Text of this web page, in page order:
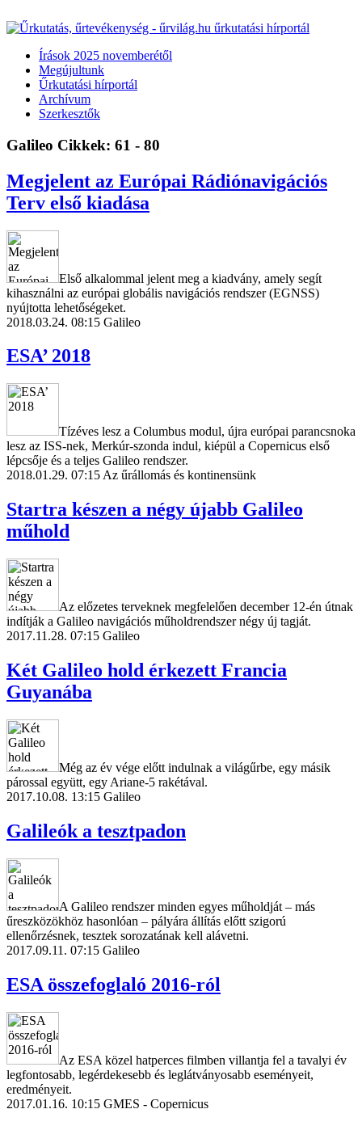
Írások 2025 novemberétől
Megújultunk
Űrkutatási hírportál
Archívum
Szerkesztők
Galileo Cikkek: 61 - 80
Megjelent az Európai Rádiónavigációs
Terv első kiadása
Első alkalommal jelent meg a kiadvány, amely segít
kihasználni az európai globális navigációs rendszer (EGNSS)
nyújtotta lehetőségeket.
2018.03.24. 08:15 Galileo
ESA’ 2018
Tízéves lesz a Columbus modul, újra európai parancsnoka
lesz az ISS-nek, Merkúr-szonda indul, kiépül a Copernicus első
lépcsője és a teljes Galileo rendszer.
2018.01.29. 07:15 Az űrállomás és kontinensünk
Startra készen a négy újabb Galileo
műhold
Az előzetes terveknek megfelelően december 12-én útnak
indítják a Galileo navigációs műholdrendszer négy új tagját.
2017.11.28. 07:15 Galileo
Két Galileo hold érkezett Francia
Guyanába
Még az év vége előtt indulnak a világűrbe, egy másik
párossal együtt, egy Ariane-5 rakétával.
2017.10.08. 13:15 Galileo
Galileók a tesztpadon
A Galileo rendszer minden egyes műholdját – más
űreszközökhöz hasonlóan – pályára állítás előtt szigorú
ellenőrzésnek, tesztek sorozatának kell alávetni.
2017.09.11. 07:15 Galileo
ESA összefoglaló 2016-ról
Az ESA közel hatperces filmben villantja fel a tavalyi év
legfontosabb, legérdekesebb és leglátványosabb eseményeit,
eredményeit.
2017.01.16. 10:15 GMES - Copernicus